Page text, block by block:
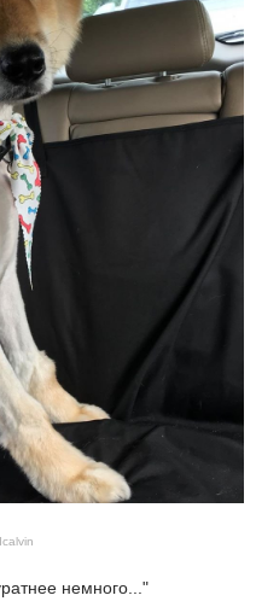
немного..."